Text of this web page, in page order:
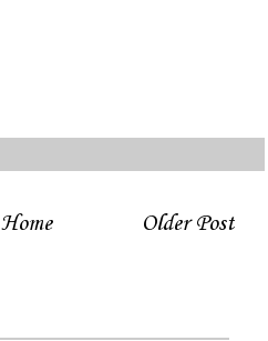
Older Post
Home